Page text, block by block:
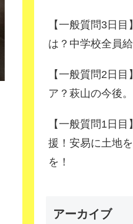
【一般質問3日
は？中学校全員
【一般質問2日
ア？萩山の今後
【一般質問1日
援！安易に土地
を！
アーカイブ